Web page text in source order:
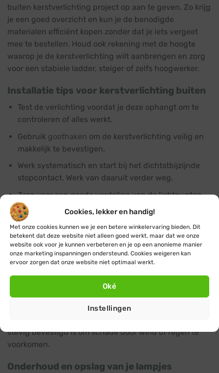
Cookies, lekker en handig!
Met onze cookies kunnen we je een betere winkelervaring bieden. Dit
betekent dat deze website niet alleen goed werkt, maar dat we onze
website ook voor je kunnen verbeteren en je op een anonieme manier
onze marketing inspanningen ondersteund. Cookies weigeren kan
ervoor zorgen dat onze website niet optimaal werkt.
Oké
Instellingen
buiten kerstverlichting project op aan te geven. Zo krijg
je een goed overzicht en kun je de benodigde
materialen efficiënt kopen zonder dat je iets vergeet
mee te bestellen. Houd ook rekening met de hoogte
waarop je de kerstverlichting wilt aanbrengen en zorg
voor een stabiele ladder, steiger of zelfs hoogwerker.
Installatie tips voor kerstverlichting buiten
Test de verlichting voordat je deze ophangt om te
controleren of alles werkt.
Gebruik goothaken om de kerstverlichting veilig en
makkelijk te bevestigen.
Werk systematisch en start bij het dichtstbijzijnde
stopcontact. Werk van daaruit verder weg.
Zorg voor een goede verdeling van de lichtpunten
voor een mooi en evenwichtig effect.
Bescherm stopcontacten en stekkers tegen vocht
met speciale afdekkingen zoals een stekkerdoos voor
buiten.
installeren van kerstverlichting buiten. Gebruik daarom
voor buiten ook alleen maar minimaal IP44
kerstverlichting en accessoires zoals bijvoorbeeld een
stevig bevestigd is om schade door wind of regen te
voorkomen.
Onderhoud en opslag van je lampjes